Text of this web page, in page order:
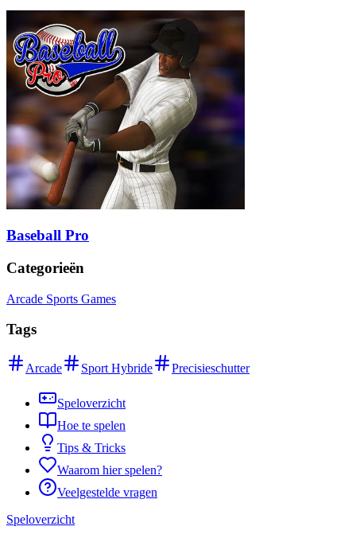
Baseball Pro
Categorieën
Arcade Sports Games
Tags
Arcade Sport Hybride Precisieschutter
Speloverzicht
Hoe te spelen
Tips & Tricks
Waarom hier spelen?
Veelgestelde vragen
Speloverzicht